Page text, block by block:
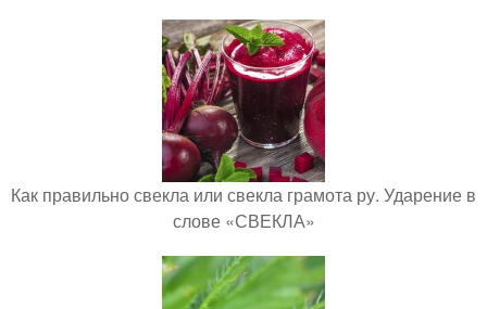
Как правильно свекла или свекла грамота ру. Ударение в
слове «СВЕКЛА»